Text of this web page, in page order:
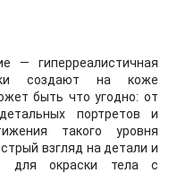
— гиперреалистичная
создают на коже
быть что угодно: от
портретов и
такого уровня
взгляд на детали и
для окраски тела с